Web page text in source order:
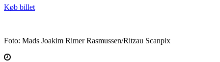
Køb billet
Foto: Mads Joakim Rimer Rasmussen/Ritzau Scanpix